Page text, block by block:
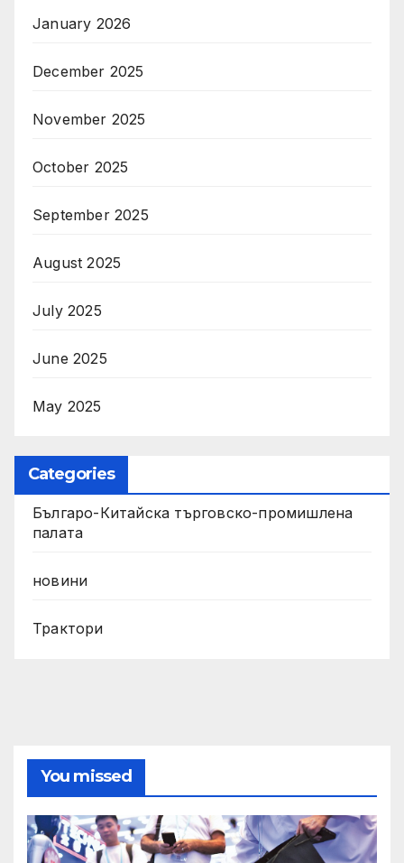
January 2026
December 2025
November 2025
October 2025
September 2025
August 2025
July 2025
June 2025
May 2025
Categories
Българо-Китайска търговско-промишлена
палата
новини
Трактори
You missed